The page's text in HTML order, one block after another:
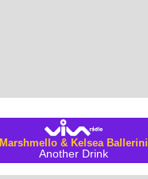
Marshmello & Kelsea Ballerini
Another Drink